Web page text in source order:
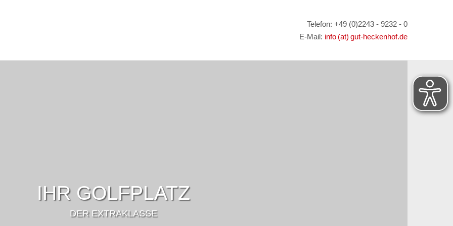
Telefon: +49 (0)2243 - 9232 - 0
E-Mail: info (at) gut-heckenhof.de
IHR GOLFPLATZ
DER EXTRAKLASSE